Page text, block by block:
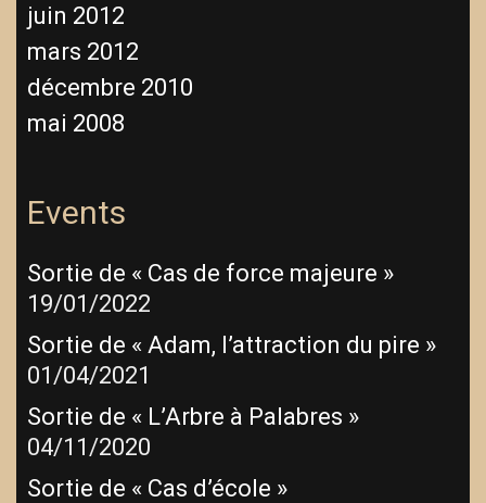
juin 2012
mars 2012
décembre 2010
mai 2008
Events
Sortie de « Cas de force majeure »
19/01/2022
Sortie de « Adam, l’attraction du pire »
01/04/2021
Sortie de « L’Arbre à Palabres »
04/11/2020
Sortie de « Cas d’école »